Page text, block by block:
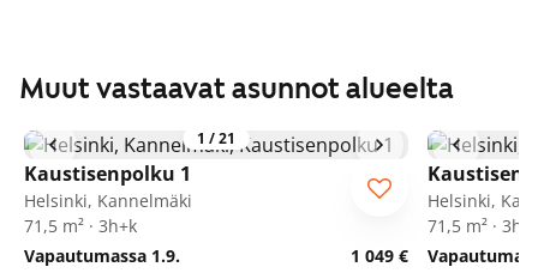
Muut vastaavat asunnot alueelta
1 /21
Kaustisenpolku 1
Helsinki, Kannelmäki
71,5 m² · 3h+k
Vapautumassa 1.9.
1 049 €
Helsinki,
71,5 m² ·